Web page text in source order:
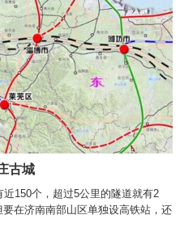
古城
150个，超过5公里的隧道就有2
在济南南部山区单独设高铁站，还